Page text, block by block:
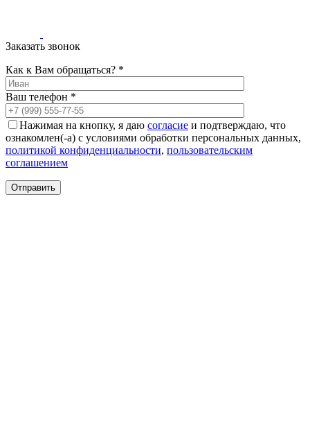
По
форме
Прямоугольные
ковры
Овальные
ковры
Круглые
ковры
Квадратные
Заказать звонок
Как к Вам обращаться? *
Ваш телефон *
Нажимая на кнопку, я даю согласие и подтверждаю, что
ознакомлен(-а) с условиями обработки персональных данных,
политикой конфиденциальности, пользовательским
соглашением